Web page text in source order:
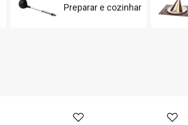
Preparar e cozinhar